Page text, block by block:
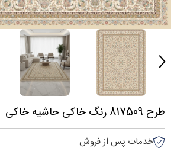
طرح 817509 رنگ خاکی حاشیه خاکی
خدمات پس از فروش